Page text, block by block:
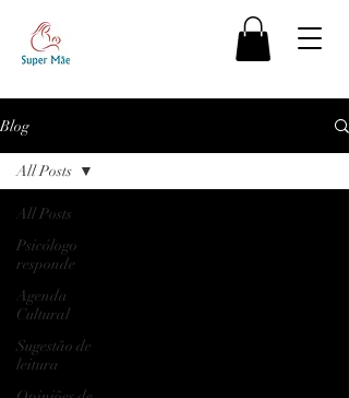
Blog
All Posts
Psicólogo
responde
Agenda
Cultural
Sugestão de
leitura
All Posts